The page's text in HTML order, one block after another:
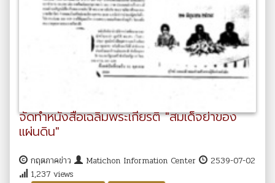
จัดทำหนังสือเฉลิมพระเกียรติ "สมเด็จย่าของ
แผ่นดิน"
กฤตภาคข่าว Matichon Information Center
2539-07-02
1,237 views